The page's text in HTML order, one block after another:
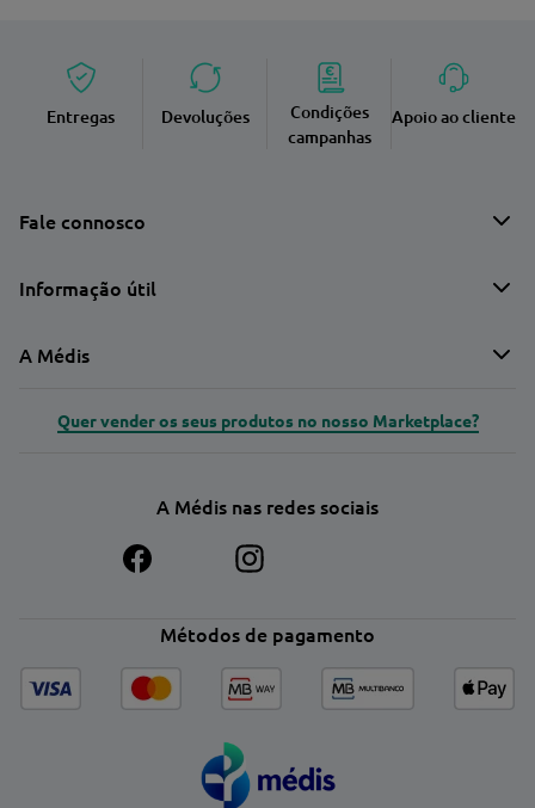
Entregas Devoluções
Condições
campanhas
Apoio ao cliente
Fale connosco
Informação útil
A Médis
Quer vender os seus produtos no nosso Marketplace?
A Médis nas redes sociais
Métodos de pagamento